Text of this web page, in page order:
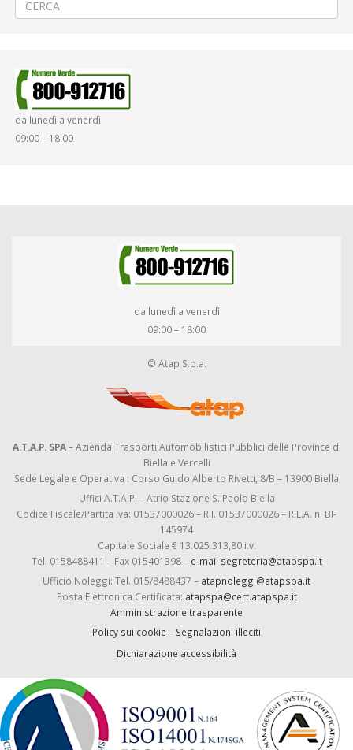
da lunedì a venerdì
09:00 – 18:00
da lunedì a venerdì
09:00 – 18:00
© Atap S.p.a.
A.T.A.P. SPA– Azienda Trasporti Automobilistici Pubblici delle Province di
Biella e Vercelli
Sede Legale e Operativa : Corso Guido Alberto Rivetti, 8/B – 13900 Biella
Uffici A.T.A.P. – Atrio Stazione S. Paolo Biella
Codice Fiscale/Partita Iva: 01537000026 – R.I. 01537000026 – R.E.A. n. BI-
145974
Capitale Sociale € 13.025.313,80 i.v.
Tel. 0158488411 – Fax 015401398 – e-mail segreteria@atapspa.it
Ufficio Noleggi: Tel. 015/8488437 – atapnoleggi@atapspa.it
Posta Elettronica Certificata: atapspa@cert.atapspa.it
Amministrazione trasparente
Policy sui cookie – Segnalazioni illeciti
Dichiarazione accessibilità